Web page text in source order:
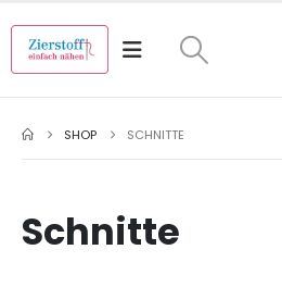
SHOP SCHNITTE
Schnitte